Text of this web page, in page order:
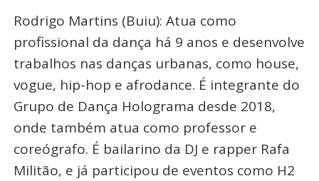
Rodrigo Martins (Buiu): Atua como
profissional da dança há 9 anos e desenvolve
trabalhos nas danças urbanas, como house,
vogue, hip-hop e afrodance. É integrante do
Grupo de Dança Holograma desde 2018,
onde também atua como professor e
coreógrafo. É bailarino da DJ e rapper Rafa
Militão, e já participou de eventos como H2